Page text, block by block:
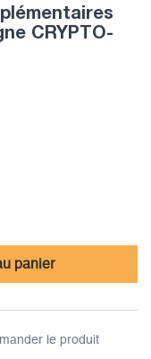
CRYPTO-
panier
le produit